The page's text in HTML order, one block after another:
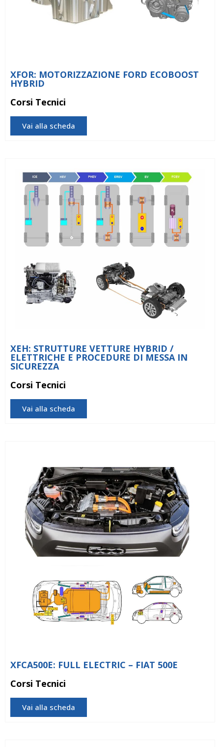
XFOR: MOTORIZZAZIONE FORD ECOBOOST
HYBRID
Corsi Tecnici
Vai alla scheda
XEH: STRUTTURE VETTURE HYBRID /
ELETTRICHE E PROCEDURE DI MESSA IN
SICUREZZA
Corsi Tecnici
Vai alla scheda
XFCA500E: FULL ELECTRIC – FIAT 500E
Corsi Tecnici
Vai alla scheda